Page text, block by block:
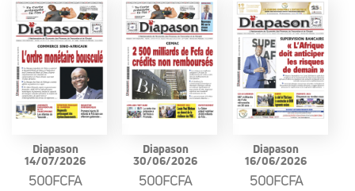
Diapason
14/07/2026
500FCFA
Diapason
30/06/2026
500FCFA
Diapason
16/06/2026
500FCFA